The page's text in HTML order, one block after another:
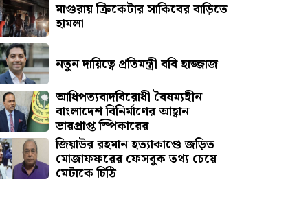
মাগুরায় ক্রিকেটার সাকিবের বাড়িতে
হামলা
নতুন দায়িত্বে প্রতিমন্ত্রী ববি হাজ্জাজ
আধিপত্যবাদবিরোধী বৈষম্যহীন
বাংলাদেশ বিনির্মাণের আহ্বান
ভারপ্রাপ্ত স্পিকারের
জিয়াউর রহমান হত্যাকাণ্ডে জড়িত
মোজাফফরের ফেসবুক তথ্য চেয়ে
মেটাকে চিঠি